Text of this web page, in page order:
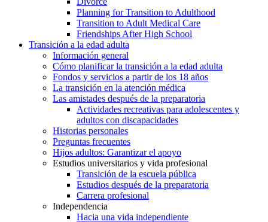
Planning for Transition to Adulthood
Transition to Adult Medical Care
Friendships After High School
Transición a la edad adulta
Información general
Cómo planificar la transición a la edad adulta
Fondos y servicios a partir de los 18 años
La transición en la atención médica
Las amistades después de la preparatoria
Actividades recreativas para adolescentes y
adultos con discapacidades
Historias personales
Preguntas frecuentes
Hijos adultos: Garantizar el apoyo
Estudios universitarios y vida profesional
Transición de la escuela pública
Estudios después de la preparatoria
Carrera profesional
Independencia
Hacia una vida independiente